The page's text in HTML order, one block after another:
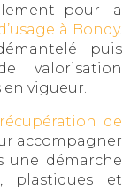
pour la
à Bondy.
puis
valorisation
vigueur.
récupération de
accompagner
une démarche
plastiques et